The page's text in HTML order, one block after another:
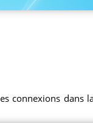
connexions dans